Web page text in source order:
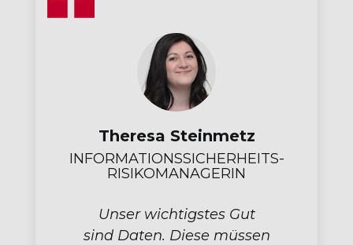
Theresa Steinmetz
INFORMATIONSSICHERHEITS-
RISIKOMANAGERIN
Unser wichtigstes Gut
sind Daten. Diese müssen